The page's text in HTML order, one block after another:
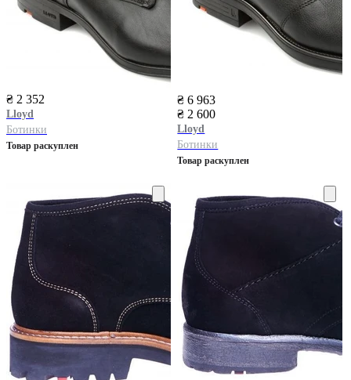
₴ 2 352
Lloyd
Ботинки
Товар раскуплен
₴ 6 963
₴ 2 600
Lloyd
Ботинки
Товар раскуплен